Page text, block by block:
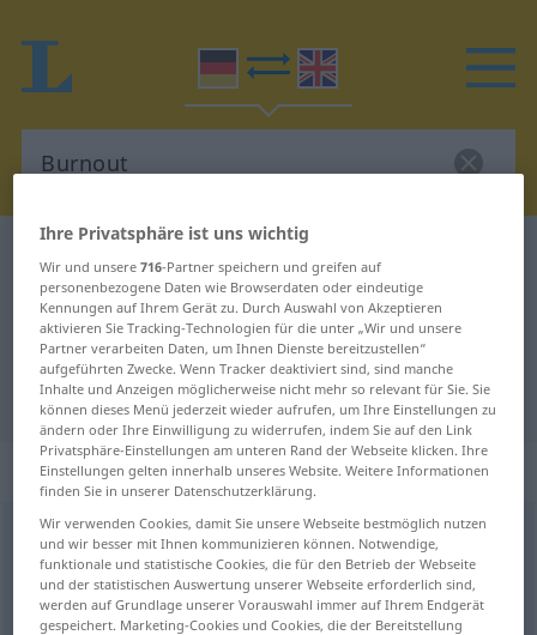
Deutsch-Englisch Übersetzung für
"Burnout"
"Burnout" Englisch Übersetzung
„Burnout“
Burnout,Burn-out [ˈbœrnˈaut]m <Burn-outs;keinpl>
Übersicht aller Übersetzungen
(Für mehr Details die Übersetzung anklicken/antippen)
Ihre Privatsphäre ist uns wichtig
Wir und unsere716-Partner speichern und greifen auf
personenbezogene Daten wie Browserdaten oder eindeutige
Kennungen auf Ihrem Gerät zu. Durch Auswahl von Akzeptieren
aktivieren Sie Tracking-Technologien für die unter „Wir und unsere
Partner verarbeiten Daten, um Ihnen Dienste bereitzustellen“
aufgeführten Zwecke. Wenn Tracker deaktiviert sind, sind manche
Inhalte und Anzeigen möglicherweise nicht mehr so relevant für Sie. Sie
können dieses Menü jederzeit wieder aufrufen, um Ihre Einstellungen zu
ändern oder Ihre Einwilligung zu widerrufen, indem Sie auf den Link
Privatsphäre-Einstellungen am unteren Rand der Webseite klicken. Ihre
Einstellungen gelten innerhalb unseres Website. Weitere Informationen
finden Sie in unserer Datenschutzerklärung.
Wir verwenden Cookies, damit Sie unsere Webseite bestmöglich nutzen
und wir besser mit Ihnen kommunizieren können. Notwendige,
funktionale und statistische Cookies, die für den Betrieb der Webseite
und der statistischen Auswertung unserer Webseite erforderlich sind,
werden auf Grundlage unserer Vorauswahl immer auf Ihrem Endgerät
gespeichert. Marketing-Cookies und Cookies, die der Bereitstellung